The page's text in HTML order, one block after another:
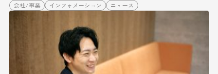
会社/事業 インフォメーション ニュース